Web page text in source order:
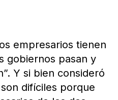
empresarios tienen
gobiernos pasan y
Y si bien consideró
difíciles porque